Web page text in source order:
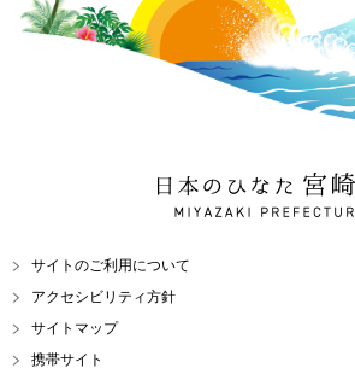
日本のひなた 宮崎県
MIYAZAKI PREFECTURE
サイトのご利用について
アクセシビリティ方針
サイトマップ
携帯サイト